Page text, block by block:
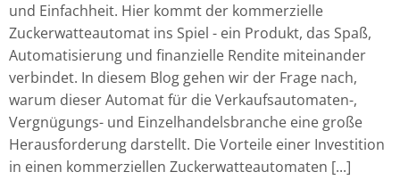
und Einfachheit. Hier kommt der kommerzielle
Zuckerwatteautomat ins Spiel - ein Produkt, das Spaß,
Automatisierung und finanzielle Rendite miteinander
verbindet. In diesem Blog gehen wir der Frage nach,
warum dieser Automat für die Verkaufsautomaten-,
Vergnügungs- und Einzelhandelsbranche eine große
Herausforderung darstellt. Die Vorteile einer Investition
in einen kommerziellen Zuckerwatteautomaten [...]